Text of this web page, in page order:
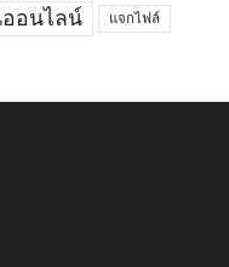
ออนไลน์ แจกไฟล์